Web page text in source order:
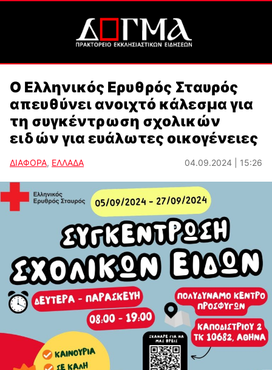
Ο Ελληνικός Ερυθρός Σταυρός
απευθύνει ανοιχτό κάλεσμα για
τη συγκέντρωση σχολικών
ειδών για ευάλωτες οικογένειες
ΔΙΑΦΟΡΑ, ΕΛΛΑΔΑ 04.09.2024 | 15:26